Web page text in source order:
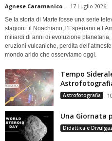
Agnese Caramanico - 17 Luglio 2026
Se la storia di Marte fosse una serie
stagioni: il Noachiano, l’Esperiano e
miliardi di anni di evoluzione
eruzioni vulcaniche, perdita
mondo arido che osserviamo oggi.
Tempo
Astrofotografia
Una Giornata
Didattica e